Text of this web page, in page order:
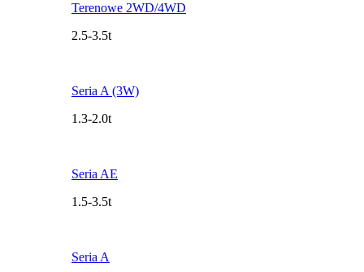
Terenowe 2WD/4WD
2.5-3.5t
Seria A (3W)
1.3-2.0t
Seria AE
1.5-3.5t
Seria A